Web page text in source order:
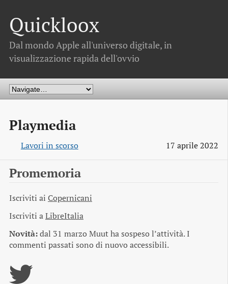
Quickloox
Dal mondo Apple all'universo digitale, in
visualizzazione rapida dell'ovvio
Playmedia
Lavori in scorso 17 aprile 2022
Promemoria
Iscriviti ai Copernicani
Iscriviti aLibreItalia
Novità:dal 31 marzo Muut ha sospeso l’attività. I
commenti passati sono di nuovo accessibili.